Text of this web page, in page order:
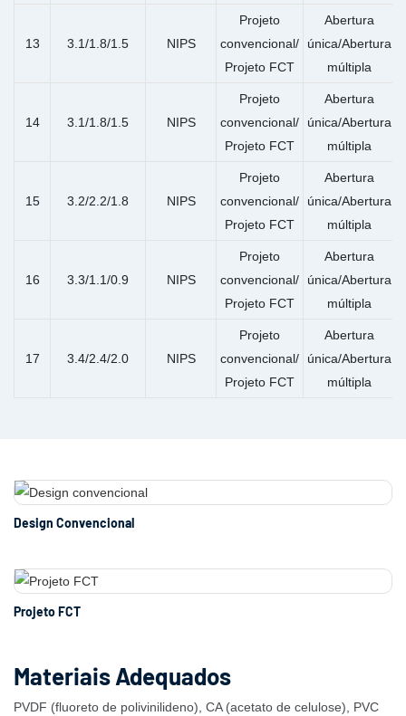
13 3.1/1.8/1.5 NIPS
Projeto
convencional/
Projeto FCT
Abertura
única/Abertura
múltipla
14 3.1/1.8/1.5 NIPS
Projeto
convencional/
Projeto FCT
Abertura
única/Abertura
múltipla
15 3.2/2.2/1.8 NIPS
Projeto
convencional/
Projeto FCT
Abertura
única/Abertura
múltipla
16 3.3/1.1/0.9 NIPS
Projeto
convencional/
Projeto FCT
Abertura
única/Abertura
múltipla
17 3.4/2.4/2.0 NIPS
Projeto
convencional/
Projeto FCT
Abertura
única/Abertura
múltipla
Materiais Adequados
PVDF (fluoreto de polivinilideno), CA (acetato de celulose), PVC
Design Convencional
Projeto FCT